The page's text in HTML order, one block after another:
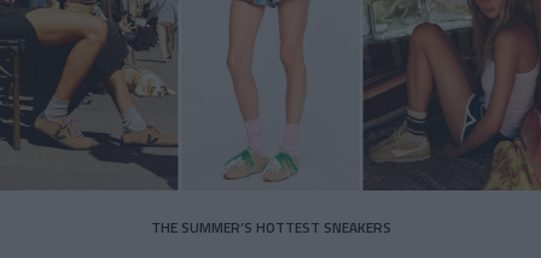
THE SUMMER’S HOTTEST SNEAKERS